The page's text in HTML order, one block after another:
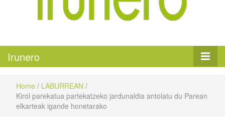
Irunero
Home / LABURREAN /
Kirol parekatua partekatzeko jardunaldia antolatu du Parean
elkarteak igande honetarako